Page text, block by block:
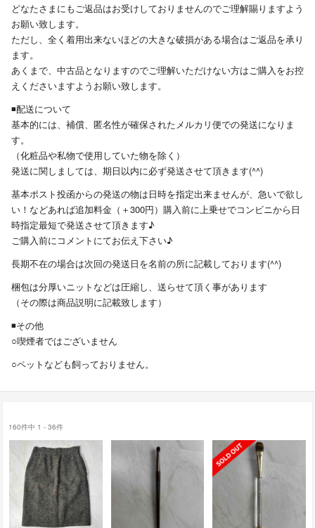
どなたさまにもご返品はお受けしておりませんのでご理解賜りますよう
お願い致します。
ただし、全く着用出来ないほどの大きな破損がある場合はご返品を承り
ます。
あくまで、中古品となりますのでご理解いただけない方はご購入をお控
えくださいますようお願い致します。
◾️配送について
基本的には、補償、匿名性が確保されたメルカリ便での発送になりま
す。
（化粧品や私物で使用していた物を除く）
発送に関しましては、期日以内に必ず発送させて頂きます(^^)
基本ポスト投函からの発送の物は日時を指定出来ませんが、急いで欲し
い！などあれば追加料金（＋300円）購入前に上乗せでコンビニから日
時指定最短で発送させて頂きます♪
ご購入前にコメントにてお伝え下さい♪
長期不在の場合は次回の発送日を名前の所に記載しております(^^)
梱包は分厚いニットなどは圧縮し、送らせて頂く事があります
（その際は商品説明に記載致します）
◾️その他
○喫煙者ではございません
○ペットなども飼っておりません。
160件中 1 - 36件